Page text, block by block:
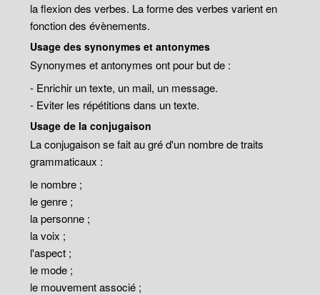
la flexion des verbes. La forme des verbes varient en
fonction des évènements.
Usage des synonymes et antonymes
Synonymes et antonymes ont pour but de :
- Enrichir un texte, un mail, un message.
- Eviter les répétitions dans un texte.
Usage de la conjugaison
La conjugaison se fait au gré d'un nombre de traits
grammaticaux :
le nombre ;
le genre ;
la personne ;
la voix ;
l'aspect ;
le mode ;
le mouvement associé ;